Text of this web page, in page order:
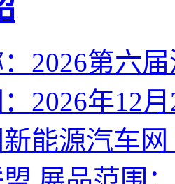
2026第六
2026年12
能源汽车